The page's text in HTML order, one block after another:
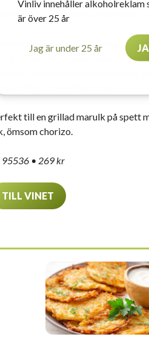
gott vitt på Furmint från
fruktighet med inslag av fat,
balans, friskt med ton av gröna
Lång eftersmak.
till en grillad marulk på spett
ömsom chorizo.
95536 • 269 kr
TILL VINET
Vinliv innehåller alkoholreklam
är över 25 år
Jag är under 25 år